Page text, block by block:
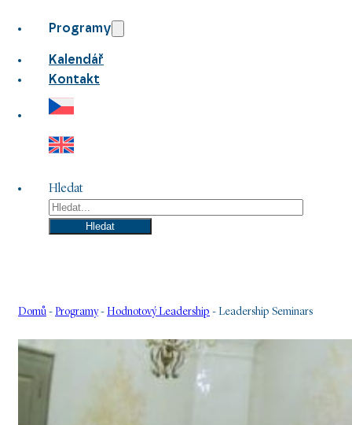
Programy
Kalendář
Kontakt
Hledat
Hledat
Domů - Programy- Hodnotový Leadership - Leadership Seminars